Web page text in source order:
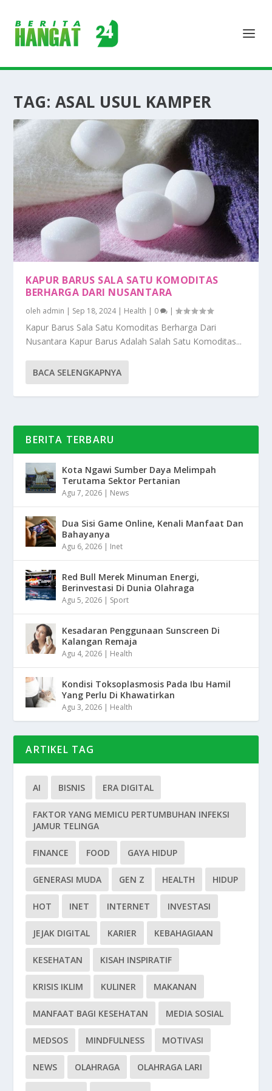
TAG: ASAL USUL KAMPER
KAPUR BARUS SALA SATU KOMODITAS
BERHARGA DARI NUSANTARA
oleh admin | Sep 18, 2024| Health | 0 |
Kapur Barus Sala Satu Komoditas Berharga Dari
Nusantara Kapur Barus Adalah Salah Satu Komoditas...
BACA SELENGKAPNYA
BERITA TERBARU
Kota Ngawi Sumber Daya Melimpah
Terutama Sektor Pertanian
Agu 7, 2026 | News
Dua Sisi Game Online, Kenali Manfaat Dan
Bahayanya
Agu 6, 2026 | Inet
Red Bull Merek Minuman Energi,
Berinvestasi Di Dunia Olahraga
Agu 5, 2026 | Sport
Kesadaran Penggunaan Sunscreen Di
Kalangan Remaja
Agu 4, 2026 | Health
Kondisi Toksoplasmosis Pada Ibu Hamil
Yang Perlu Di Khawatirkan
Agu 3, 2026 | Health
ARTIKEL TAG
AI BISNIS ERA DIGITAL
FAKTOR YANG MEMICU PERTUMBUHAN INFEKSI
JAMUR TELINGA
FINANCE FOOD GAYA HIDUP
GENERASI MUDA GEN Z HEALTH HIDUP
HOT INET INTERNET INVESTASI
JEJAK DIGITAL KARIER KEBAHAGIAAN
KESEHATAN KISAH INSPIRATIF
KRISIS IKLIM KULINER MAKANAN
MANFAAT BAGI KESEHATAN MEDIA SOSIAL
MEDSOS MINDFULNESS MOTIVASI
NEWS OLAHRAGA OLAHRAGA LARI